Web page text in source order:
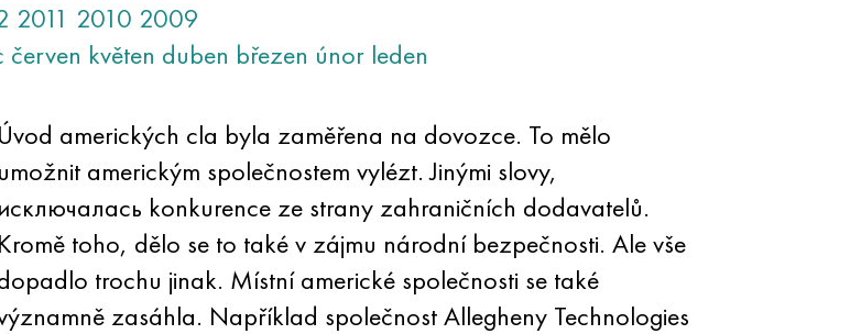
2011 2010 2009
červen květen duben březen únor leden
Úvod amerických cla byla zaměřena na dovozce. To mělo
umožnit americkým společnostem vylézt. Jinými slovy,
исключалась konkurence ze strany zahraničních dodavatelů.
Kromě toho, dělo se to také v zájmu národní bezpečnosti. Ale vše
trochu jinak. Místní americké společnosti se také
zasáhla. Například společnost Allegheny Technologies